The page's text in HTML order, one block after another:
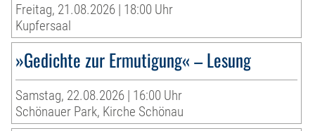
Freitag, 21.08.2026 | 18:00 Uhr
Kupfersaal
»Gedichte zur Ermutigung« – Lesung
Samstag, 22.08.2026 | 16:00 Uhr
Schönauer Park, Kirche Schönau